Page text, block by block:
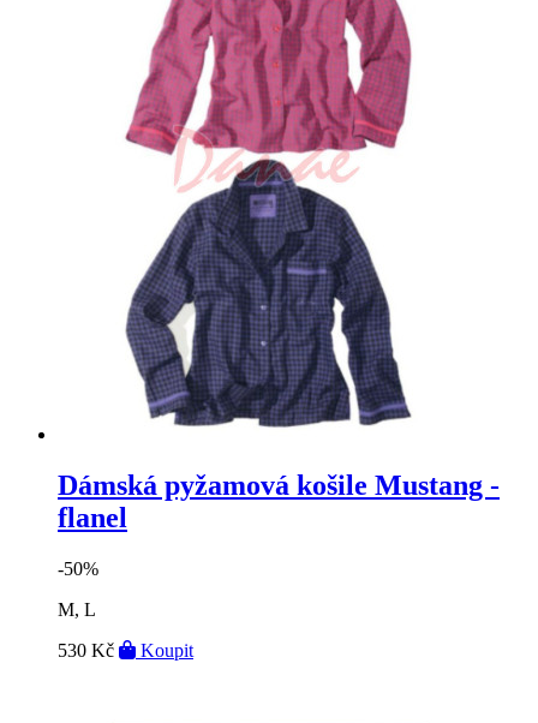
Dámská pyžamová košile Mustang -
flanel
-50%
M, L
530 Kč
Koupit